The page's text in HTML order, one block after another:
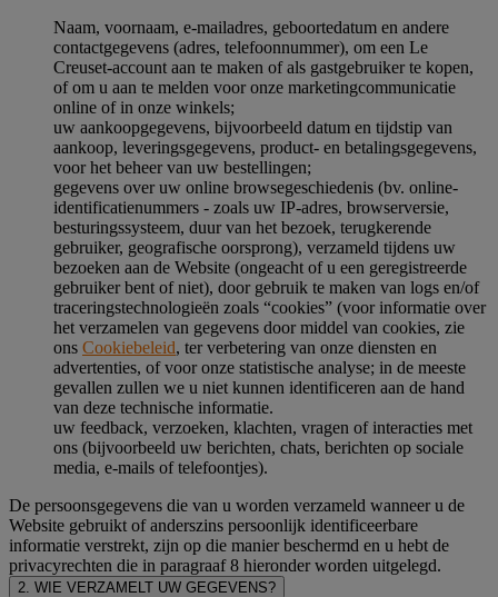
Naam, voornaam, e-mailadres, geboortedatum en andere
contactgegevens (adres, telefoonnummer), om een Le
Creuset-account aan te maken of als gastgebruiker te kopen,
of om u aan te melden voor onze marketingcommunicatie
online of in onze winkels;
uw aankoopgegevens, bijvoorbeeld datum en tijdstip van
aankoop, leveringsgegevens, product- en betalingsgegevens,
voor het beheer van uw bestellingen;
gegevens over uw online browsegeschiedenis (bv. online-
identificatienummers - zoals uw IP-adres, browserversie,
besturingssysteem, duur van het bezoek, terugkerende
gebruiker, geografische oorsprong), verzameld tijdens uw
bezoeken aan de Website (ongeacht of u een geregistreerde
gebruiker bent of niet), door gebruik te maken van logs en/of
traceringstechnologieën zoals “cookies” (voor informatie over
het verzamelen van gegevens door middel van cookies, zie
ons Cookiebeleid, ter verbetering van onze diensten en
advertenties, of voor onze statistische analyse; in de meeste
gevallen zullen we u niet kunnen identificeren aan de hand
van deze technische informatie.
uw feedback, verzoeken, klachten, vragen of interacties met
ons (bijvoorbeeld uw berichten, chats, berichten op sociale
media, e-mails of telefoontjes).
De persoonsgegevens die van u worden verzameld wanneer u de
Website gebruikt of anderszins persoonlijk identificeerbare
informatie verstrekt, zijn op die manier beschermd en u hebt de
privacyrechten die in paragraaf 8 hieronder worden uitgelegd.
2. WIE VERZAMELT UW GEGEVENS?